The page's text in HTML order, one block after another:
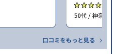
50代 / 神奈川県
口コミをもっと見る